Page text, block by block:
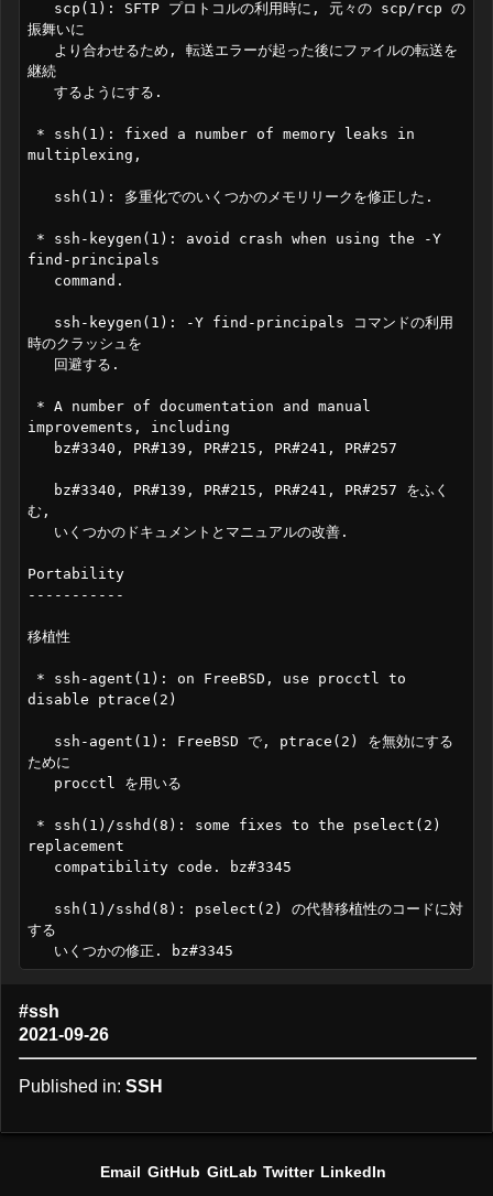
振舞いに
継続
multiplexing,
find-principals
時のクラッシュを
improvements, including
む,
Portability
-----------
移植性
disable ptrace(2)
ために
replacement
する
#ssh
2021-09-26
Published in: SSH
Email GitHub GitLab Twitter LinkedIn